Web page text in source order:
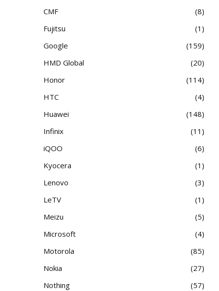
CMF
8
Fujitsu
1
Google
159
HMD Global
20
Honor
114
HTC
4
Huawei
148
Infinix
11
iQOO
6
Kyocera
1
Lenovo
3
LeTV
1
Meizu
5
Microsoft
4
Motorola
85
Nokia
27
Nothing
57